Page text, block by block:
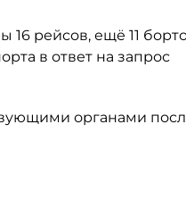
16 рейсов, ещё 11
в ответ на запрос
органами